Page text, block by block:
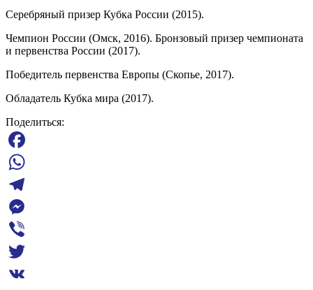
Серебряный призер Кубка России (2015).
Чемпион России (Омск, 2016). Бронзовый призер чемпионата
и первенства России (2017).
Победитель первенства Европы (Скопье, 2017).
Обладатель Кубка мира (2017).
Поделиться:
Facebook
WhatsApp
Telegram
Messenger
Viber
Twitter